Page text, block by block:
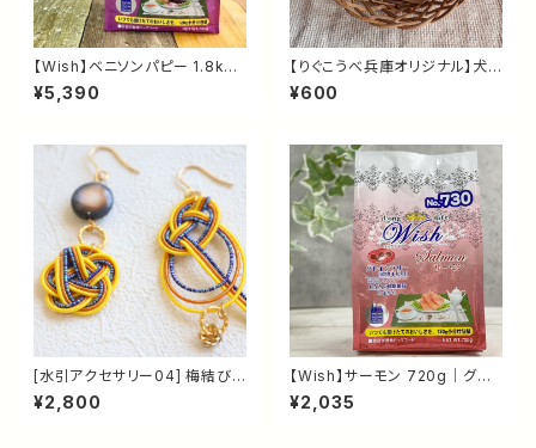
【Wish】ベニソンパピー 1.8kg
｜鹿肉・グレインフリー 子犬用
ドッグフード｜ヤギミルク配合・
¥5,390
【りぐこうべ兵庫オリジナル】犬
用クラッカー（ミックス）30g｜
無添加・国産 犬のおやつ｜米ぬ
¥600
[水引アクセサリー04] 梅結び
変わりあわじ結びアシンメトリー
｜ピアス｜シェルビーズ・ライン
¥2,800
【Wish】サーモン 720g｜グレ
インフリー ドッグフード｜オメガ
3配合・皮膚と毛艶の健康維持・
¥2,035